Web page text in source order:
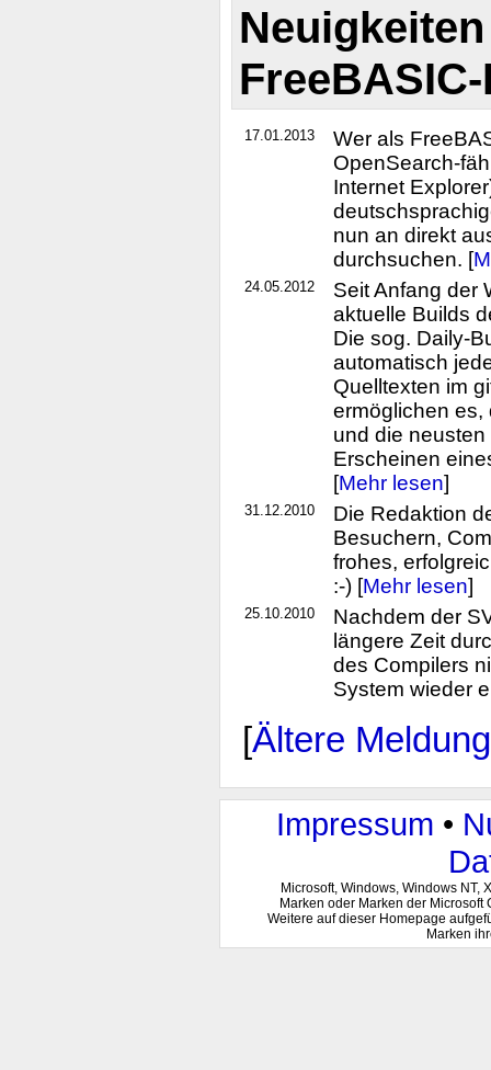
17.01.2013
Wer als
OpenSearch-
Internet
nun an direkt
durchsuchen. [
24.05.2012
Seit Anfang der
aktuelle Builds
Die sog. Daily-
automatisch
Quelltexten im
ermöglichen es,
und die
Erscheinen
[Mehr lesen]
31.12.2010
Die Redaktion
Besuchern,
frohes,
:-) [Mehr lesen]
25.10.2010
Nachdem der
längere Zeit
des Compilers
System wieder
[Ältere
Impressum •
Microsoft, Windows, Windows NT,
Marken oder Marken der
Weitere auf dieser Homepage
Marken